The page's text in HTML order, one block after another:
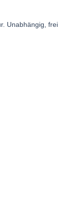
Unabhängig, frei